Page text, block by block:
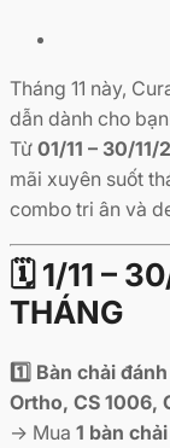
Tháng 11 này,
dẫn dành cho
Từ 01/11 – 30/11/
mãi xuyên suốt
combo tri ân và
🗓️ 1/11 –
THÁNG
1️⃣ Bàn chải
Ortho, CS 1006,
→ Mua 1 bàn